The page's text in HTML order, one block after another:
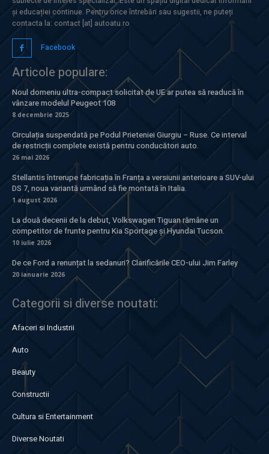
și educației continue. Pentru orice întrebări sau sugestii, ne puteți
contacta la: contact [at] autoatu.ro
Facebook
Articole populare:
Noul domeniu ultra-compact solicitat de UE ar putea să readucă în
vânzare modelul Peugeot 108
8 decembrie 2025
Circulația suspendată pe Podul Prieteniei Giurgiu – Ruse. Ce interval
de restricții complete există pentru conducători auto.
26 mai 2026
Stellantis întrerupe fabricația în Franța a versiunii anterioare a SUV-ului
DS 7, noua variantă urmând să fie montată în Italia.
1 august 2026
La două decenii de la debut, Volkswagen Tiguan rămâne un
competitor de frunte pentru Kia Sportage și Hyundai Tucson.
10 iulie 2026
De ce Ford a renunțat la sedanuri? Clarificările CEO-ului Jim Farley
20 ianuarie 2026
Categorii si diverse noutati:
Afaceri si Industrii
Auto
Beauty
Constructii
Cultura si Entertainment
Diverse Noutati